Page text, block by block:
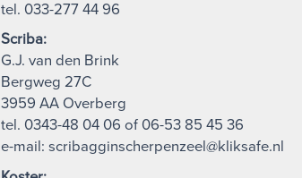
tel. 033-277 44 96
Scriba:
G.J. van den Brink
Bergweg 27C
3959 AA Overberg
tel. 0343-48 04 06 of 06-53 85 45 36
e-mail: scribagginscherpenzeel@kliksafe.nl